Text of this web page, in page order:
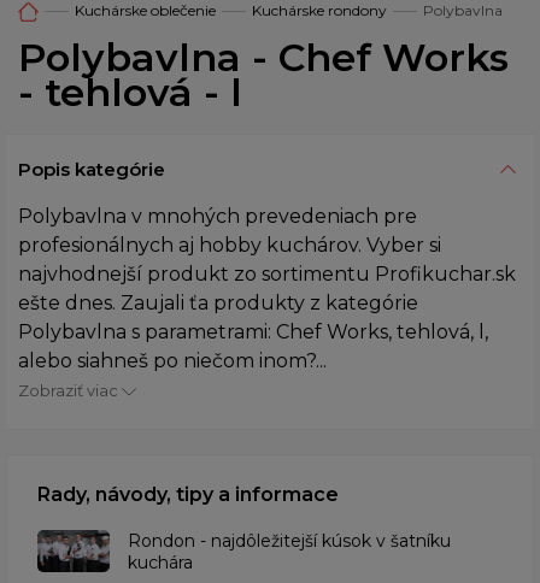
Kuchárske oblečenie Kuchárske rondony Polybavlna
Polybavlna - Chef Works
- tehlová - l
Popis kategórie
Polybavlna v mnohých prevedeniach pre
profesionálnych aj hobby kuchárov. Vyber si
najvhodnejší produkt zo sortimentu Profikuchar.sk
ešte dnes. Zaujali ťa produkty z kategórie
Polybavlna s parametrami: Chef Works, tehlová, l,
alebo siahneš po niečom inom?...
Zobraziť viac
Rady, návody, tipy a informace
Rondon - najdôležitejší kúsok v šatníku
kuchára